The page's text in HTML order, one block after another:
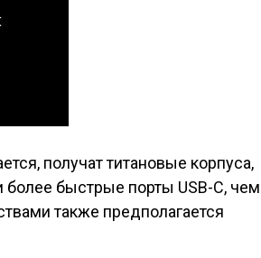
получат титановые корпуса,
более быстрые порты USB-C, чем
также предполагается